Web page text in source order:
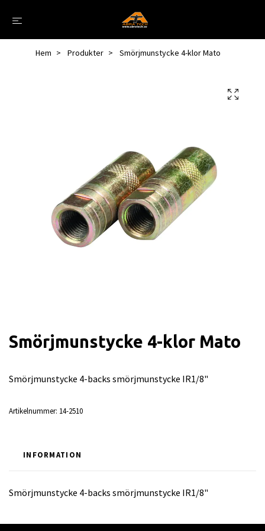
Hem Produkter Smörjmunstycke 4-klor Mato
Smörjmunstycke 4-klor Mato
Smörjmunstycke 4-backs smörjmunstycke IR1/8"
Artikelnummer: 14-2510
INFORMATION
Smörjmunstycke 4-backs smörjmunstycke IR1/8"